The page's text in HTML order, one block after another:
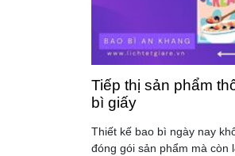
Tiếp thị sản phẩm
bì giấy
Thiết kế bao bì ngày nay
đóng gói sản phẩm mà còn